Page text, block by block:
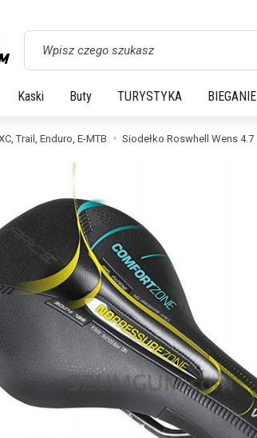
Wyszukaj
Kaski Buty TURYSTYKA BIEGANIE
Trail, Enduro, E-MTB Siodełko Roswhell Wens 4.7